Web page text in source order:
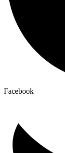
Facebook